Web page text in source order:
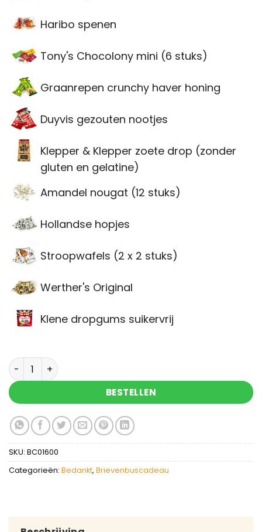
Haribo spenen
Tony's Chocolony mini (6 stuks)
Graanrepen crunchy haver honing
Duyvis gezouten nootjes
Klepper & Klepper zoete drop (zonder
gluten en gelatine)
Amandel nougat (12 stuks)
Hollandse hopjes
Stroopwafels (2 x 2 stuks)
Werther's Original
Klene dropgums suikervrij
Brievenbuscadeau voor een geweldige
BESTELLEN
SKU: BC01600
Categorieën: Bedankt, Brievenbuscadeau